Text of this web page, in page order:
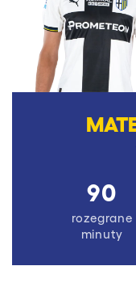
90
rozegrane
minuty